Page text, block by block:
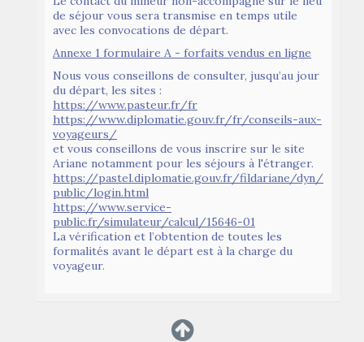
de séjour vous sera transmise en temps utile
avec les convocations de départ.
Annexe 1 formulaire A - forfaits vendus en ligne
Nous vous conseillons de consulter, jusqu’au jour
du départ, les sites :
https://www.pasteur.fr/fr
https://www.diplomatie.gouv.fr/fr/conseils-aux-
voyageurs/
et vous conseillons de vous inscrire sur le site
Ariane notamment pour les séjours à l'étranger.
https://pastel.diplomatie.gouv.fr/fildariane/dyn/
public/login.html
https://www.service-
public.fr/simulateur/calcul/15646-01
La vérification et l’obtention de toutes les
formalités avant le départ est à la charge du
voyageur.